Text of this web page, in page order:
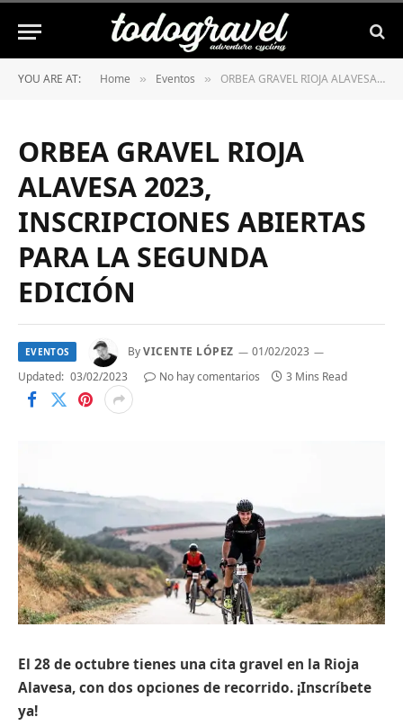
YOU ARE AT: Home » Eventos » ORBEA GRAVEL RIOJA ALAVESA 2023, INSCRIPCIONES ABIERTAS PARA LA SEGUNDA EDICIÓN
ORBEA GRAVEL RIOJA
ALAVESA 2023,
INSCRIPCIONES ABIERTAS
PARA LA SEGUNDA
EDICIÓN
EVENTOS By VICENTE LÓPEZ
01/02/2023
Updated: 03/02/2023 No hay comentarios 3 Mins Read
El 28 de octubre tienes una cita gravel en la Rioja
Alavesa, con dos opciones de recorrido. ¡Inscríbete
ya!